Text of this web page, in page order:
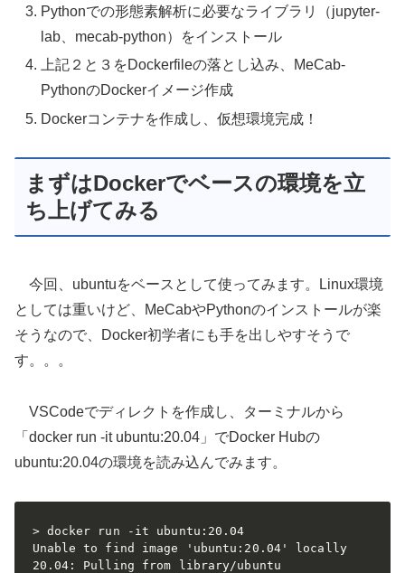
Pythonでの形態素解析に必要なライブラリ（jupyter-
lab、mecab-python）をインストール
上記２と３をDockerfileの落とし込み、MeCab-
PythonのDockerイメージ作成
Dockerコンテナを作成し、仮想環境完成！
まずはDockerでベースの環境を立
ち上げてみる
今回、ubuntuをベースとして使ってみます。Linux環境
としては重いけど、MeCabやPythonのインストールが楽
そうなので、Docker初学者にも手を出しやすそうで
す。。。
VSCodeでディレクトを作成し、ターミナルから
「docker run -it ubuntu:20.04」でDocker Hubの
ubuntu:20.04の環境を読み込んでみます。
> docker run -it ubuntu:20.04
Unable to find image 'ubuntu:20.04' locally
20.04: Pulling from library/ubuntu